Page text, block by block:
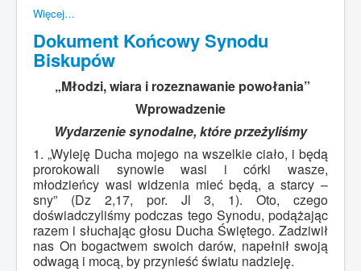
Więcej…
Dokument Końcowy Synodu
Biskupów
„Młodzi, wiara i rozeznawanie powołania”
Wprowadzenie
Wydarzenie synodalne, które przeżyliśmy
1. „Wyleję Ducha mojego na wszelkie ciało, i będą
prorokowali synowie wasi i córki wasze,
młodzieńcy wasi widzenia mieć będą, a starcy –
sny” (Dz 2,17, por. Jl 3, 1). Oto, czego
doświadczyliśmy podczas tego Synodu, podążając
razem i słuchając głosu Ducha Świętego. Zadziwił
nas On bogactwem swoich darów, napełnił swoją
odwagą i mocą, by przynieść światu nadzieję.